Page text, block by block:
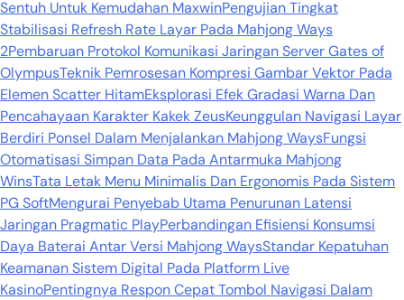
Sentuh Untuk Kemudahan MaxwinPengujian Tingkat
Stabilisasi Refresh Rate Layar Pada Mahjong Ways
2Pembaruan Protokol Komunikasi Jaringan Server Gates of
OlympusTeknik Pemrosesan Kompresi Gambar Vektor Pada
Elemen Scatter HitamEksplorasi Efek Gradasi Warna Dan
Pencahayaan Karakter Kakek ZeusKeunggulan Navigasi Layar
Berdiri Ponsel Dalam Menjalankan Mahjong WaysFungsi
Otomatisasi Simpan Data Pada Antarmuka Mahjong
WinsTata Letak Menu Minimalis Dan Ergonomis Pada Sistem
PG SoftMengurai Penyebab Utama Penurunan Latensi
Jaringan Pragmatic PlayPerbandingan Efisiensi Konsumsi
Daya Baterai Antar Versi Mahjong WaysStandar Kepatuhan
Keamanan Sistem Digital Pada Platform Live
KasinoPentingnya Respon Cepat Tombol Navigasi Dalam